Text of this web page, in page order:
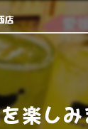
楽し